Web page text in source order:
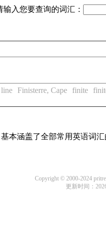
输入您要查询的词汇：
Finisterre, Cape finite
本涵盖了全部常用英语词
Copyright © 2000-2024
更新时间：